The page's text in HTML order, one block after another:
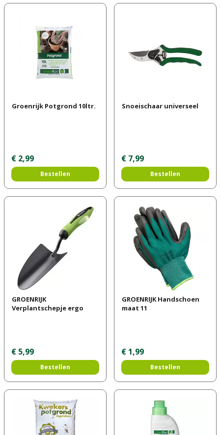
Groenrijk Potgrond 10ltr.
€ 2,99
Bestellen
Snoeischaar universeel
€ 7,99
Bestellen
GROENRIJK
Verplantschepje ergo
€ 5,99
Bestellen
GROENRIJK Handschoen
maat 11
€ 1,99
Bestellen